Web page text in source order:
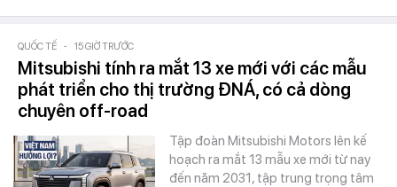
QUỐC TẾ - 15 GIỜ TRƯỚC
Mitsubishi tính ra mắt 13 xe mới với các mẫu
phát triển cho thị trường ĐNÁ, có cả dòng
chuyên off-road
Tập đoàn Mitsubishi Motors lên kế
hoạch ra mắt 13 mẫu xe mới từ nay
đến năm 2031, tập trung trọng tâm